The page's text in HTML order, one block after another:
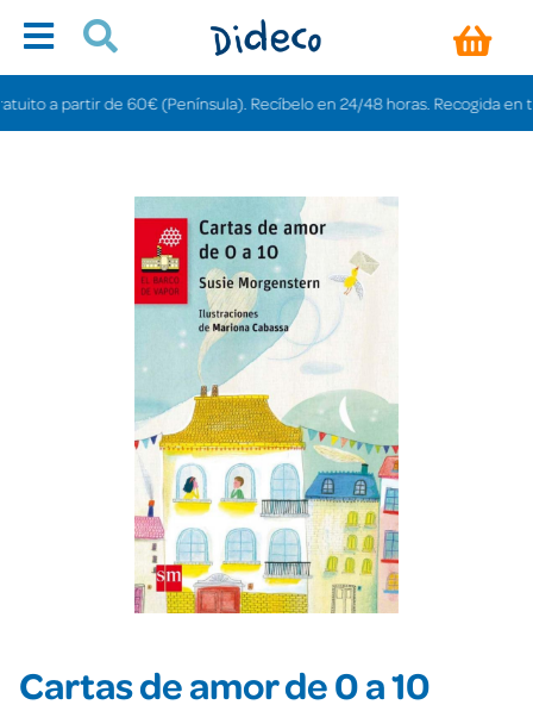
a partir de 60€ (Península). Recíbelo en 24/48 horas. Recogida en
Cartas de amor de 0 a 10